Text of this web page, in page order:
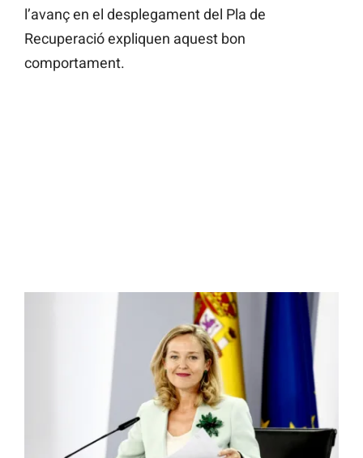
l’avanç en el desplegament del Pla de
Recuperació expliquen aquest bon
comportament.